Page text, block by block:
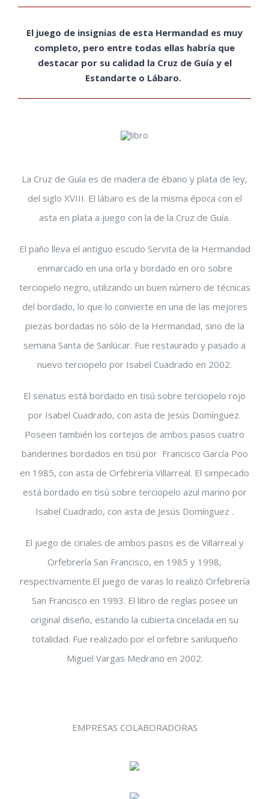
El juego de insignias de esta Hermandad es muy
completo, pero entre todas ellas habría que
destacar por su calidad la Cruz de Guía y el
Estandarte o Lábaro.
La Cruz de Guía es de madera de ébano y plata de ley,
del siglo XVIII. El lábaro es de la misma época con el
asta en plata a juego con la de la Cruz de Guía.
El paño lleva el antiguo escudo Servita de la Hermandad
enmarcado en una orla y bordado en oro sobre
terciopelo negro, utilizando un buen número de técnicas
del bordado, lo que lo convierte en una de las mejores
piezas bordadas no sólo de la Hermandad, sino de la
semana Santa de Sanlúcar. Fue restaurado y pasado a
nuevo terciopelo por Isabel Cuadrado en 2002.
El senatus está bordado en tisú sobre terciopelo rojo
por Isabel Cuadrado, con asta de Jesús Domínguez.
Poseen también los cortejos de ambos pasos cuatro
banderines bordados en tisú por Francisco García Poo
en 1985, con asta de Orfebrería Villarreal. El simpecado
está bordado en tisú sobre terciopelo azul marino por
Isabel Cuadrado, con asta de Jesús Domínguez .
El juego de ciriales de ambos pasos es de Villarreal y
Orfebrería San Francisco, en 1985 y 1998,
respectivamente.El juego de varas lo realizó Orfebrería
San Francisco en 1993. El libro de reglas posee un
original diseño, estando la cubierta cincelada en su
totalidad. Fue realizado por el orfebre sanluqueño
Miguel Vargas Medrano en 2002.
EMPRESAS COLABORADORAS